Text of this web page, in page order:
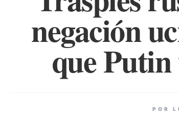
negación
que Putin
POR